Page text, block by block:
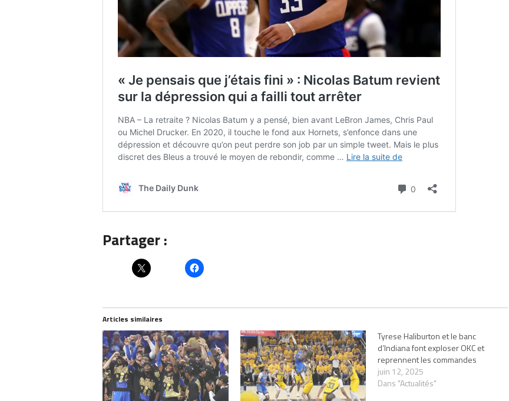
Partager :
Articles similaires
Tyrese Haliburton et le banc
d’Indiana font exploser OKC et
reprennent les commandes
juin 12, 2025
Dans "Actualités"